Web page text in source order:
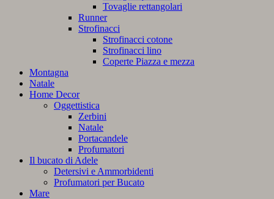
Tovaglie rettangolari
Runner
Strofinacci
Strofinacci cotone
Strofinacci lino
Coperte Piazza e mezza
Montagna
Natale
Home Decor
Oggettistica
Zerbini
Natale
Portacandele
Profumatori
Il bucato di Adele
Detersivi e Ammorbidenti
Profumatori per Bucato
Mare